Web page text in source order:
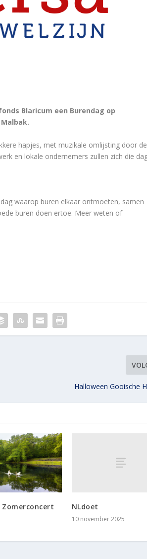
Blaricum een Burendag op
hapjes, met muzikale omlijsting door de
en lokale ondernemers zullen zich die
waarop buren elkaar ontmoeten, samen
buren doen ertoe. Meer weten of
Halloween Gooische
Zomerconcert
NLdoet
10 november 2025